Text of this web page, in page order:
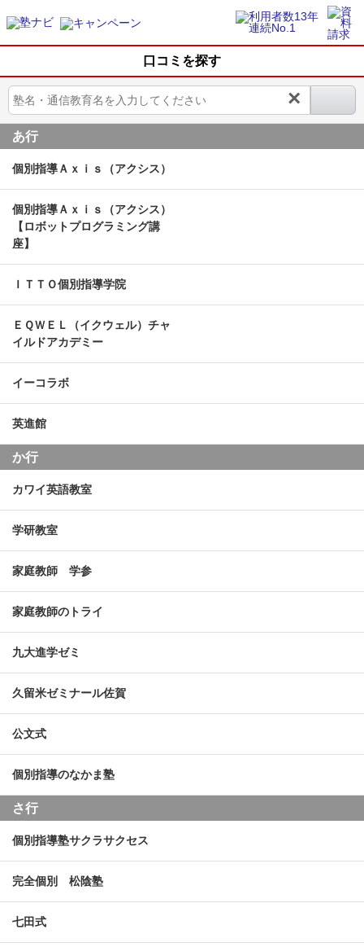
口コミを探す
×
あ行
個別指導Ａｘｉｓ（アクシス）
個別指導Ａｘｉｓ（アクシス）
【ロボットプログラミング講
座】
ＩＴＴＯ個別指導学院
ＥＱＷＥＬ（イクウェル）チャ
イルドアカデミー
イーコラボ
英進館
か行
カワイ英語教室
学研教室
家庭教師 学参
家庭教師のトライ
九大進学ゼミ
久留米ゼミナール佐賀
公文式
個別指導のなかま塾
さ行
個別指導塾サクラサクセス
完全個別 松陰塾
七田式